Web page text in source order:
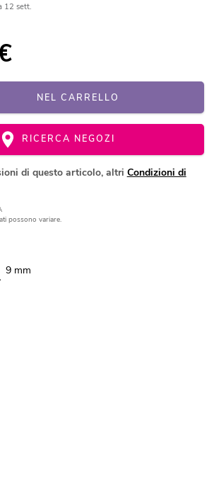
12 sett.
NEL CARRELLO
RICERCA NEGOZI
di questo articolo, altri Condizioni di
possono variare.
9 mm